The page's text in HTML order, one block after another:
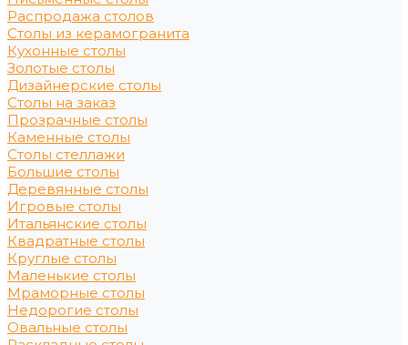
Распродажа столов
Столы из керамогранита
Кухонные столы
Золотые столы
Дизайнерские столы
Столы на заказ
Прозрачные столы
Каменные столы
Столы стеллажи
Большие столы
Деревянные столы
Игровые столы
Итальянские столы
Квадратные столы
Круглые столы
Маленькие столы
Мраморные столы
Недорогие столы
Овальные столы